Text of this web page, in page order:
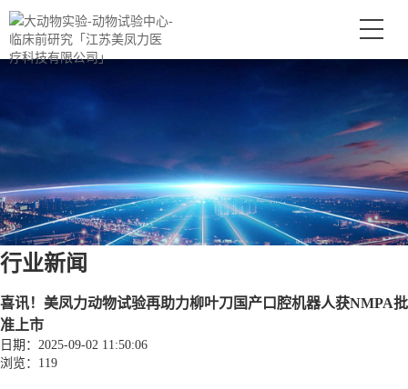
行业新闻
喜讯！美凤力动物试验再助力柳叶刀国产口腔机器人获NMPA批
准上市
日期：2025-09-02 11:50:06
浏览：119